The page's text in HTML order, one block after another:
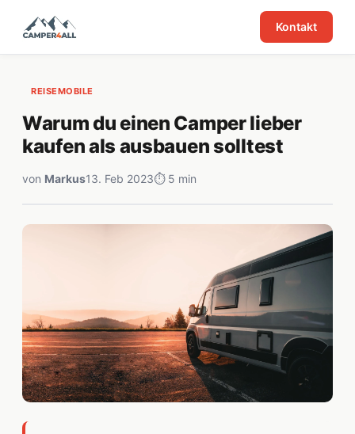
Kontakt
REISEMOBILE
Warum du einen Camper lieber
kaufen als ausbauen solltest
von Markus13. Feb 2023⏱ 5 min